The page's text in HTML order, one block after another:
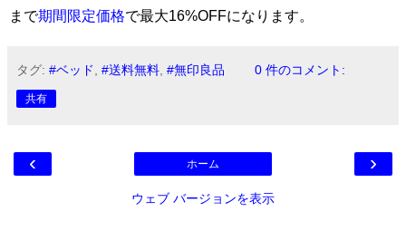
まで期間限定価格で最大16%OFFになります。
タグ: #ベッド #送料無料 #無印良品 0 件のコメント:
共有
‹ ›
ホーム
ウェブ バージョンを表示